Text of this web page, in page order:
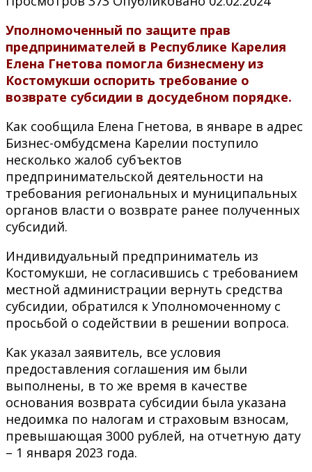
Уполномоченный по защите прав
предпринимателей в Республике Карелия
Елена Гнетова помогла бизнесмену из
Костомукши оспорить требование о
возврате субсидии в досудебном порядке.
Как сообщила Елена Гнетова, в январе в адрес
Бизнес-омбудсмена Карелии поступило
несколько жалоб субъектов
предпринимательской деятельности на
требования региональных и муниципальных
органов власти о возврате ранее полученных
субсидий.
Индивидуальный предприниматель из
Костомукши, не согласившись с требованием
местной администрации вернуть средства
субсидии, обратился к Уполномоченному с
просьбой о содействии в решении вопроса.
Как указал заявитель, все условия
предоставления соглашения им были
выполнены, в то же время в качестве
основания возврата субсидии была указана
недоимка по налогам и страховым взносам,
превышающая 3000 рублей, на отчетную дату
– 1 января 2023 года.